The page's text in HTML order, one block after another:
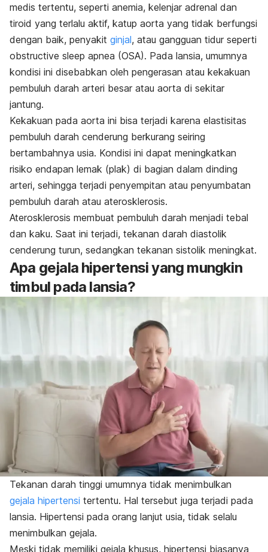
medis tertentu, seperti anemia, kelenjar adrenal dan
tiroid yang terlalu aktif, katup aorta yang tidak berfungsi
dengan baik, penyakit ginjal, atau gangguan tidur seperti
obstructive sleep apnea (OSA). Pada lansia, umumnya
kondisi ini disebabkan oleh pengerasan atau kekakuan
pembuluh darah arteri besar atau aorta di sekitar
jantung.
Kekakuan pada aorta ini bisa terjadi karena elastisitas
pembuluh darah cenderung berkurang seiring
bertambahnya usia. Kondisi ini dapat meningkatkan
risiko endapan lemak (plak) di bagian dalam dinding
arteri, sehingga terjadi penyempitan atau penyumbatan
pembuluh darah atau aterosklerosis.
Aterosklerosis membuat pembuluh darah menjadi tebal
dan kaku. Saat ini terjadi, tekanan darah diastolik
cenderung turun, sedangkan tekanan sistolik meningkat.
Apa gejala hipertensi yang mungkin
timbul pada lansia?
Tekanan darah tinggi umumnya tidak menimbulkan
gejala hipertensi tertentu. Hal tersebut juga terjadi pada
lansia. Hipertensi pada orang lanjut usia, tidak selalu
menimbulkan gejala.
Meski tidak memiliki gejala khusus, hipertensi biasanya